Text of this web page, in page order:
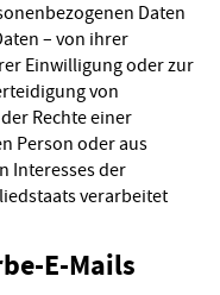
Daten
– von ihrer
Einwilligung oder zur
von
Rechte einer
Person oder aus
Interesses der
verarbeitet
E-Mails